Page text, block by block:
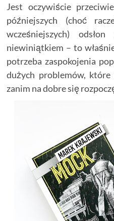
Jest oczywiście
późniejszych (choć
wcześniejszych)
niewiniątkiem – to
potrzeba zaspokojenia
dużych problemów, które
zanim na dobre się